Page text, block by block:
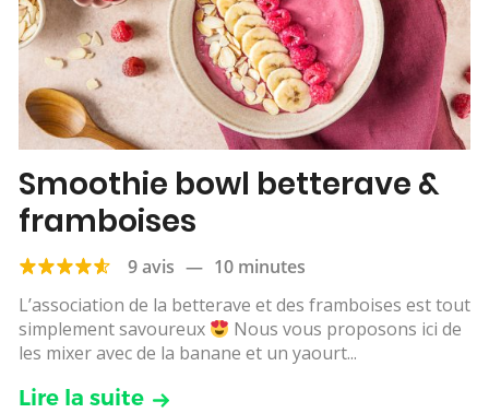
Smoothie bowl betterave &
framboises
9 avis — 10 minutes
L’association de la betterave et des framboises est tout
simplement savoureux
Nous vous proposons ici de
les mixer avec de la banane et un yaourt...
Lire la suite